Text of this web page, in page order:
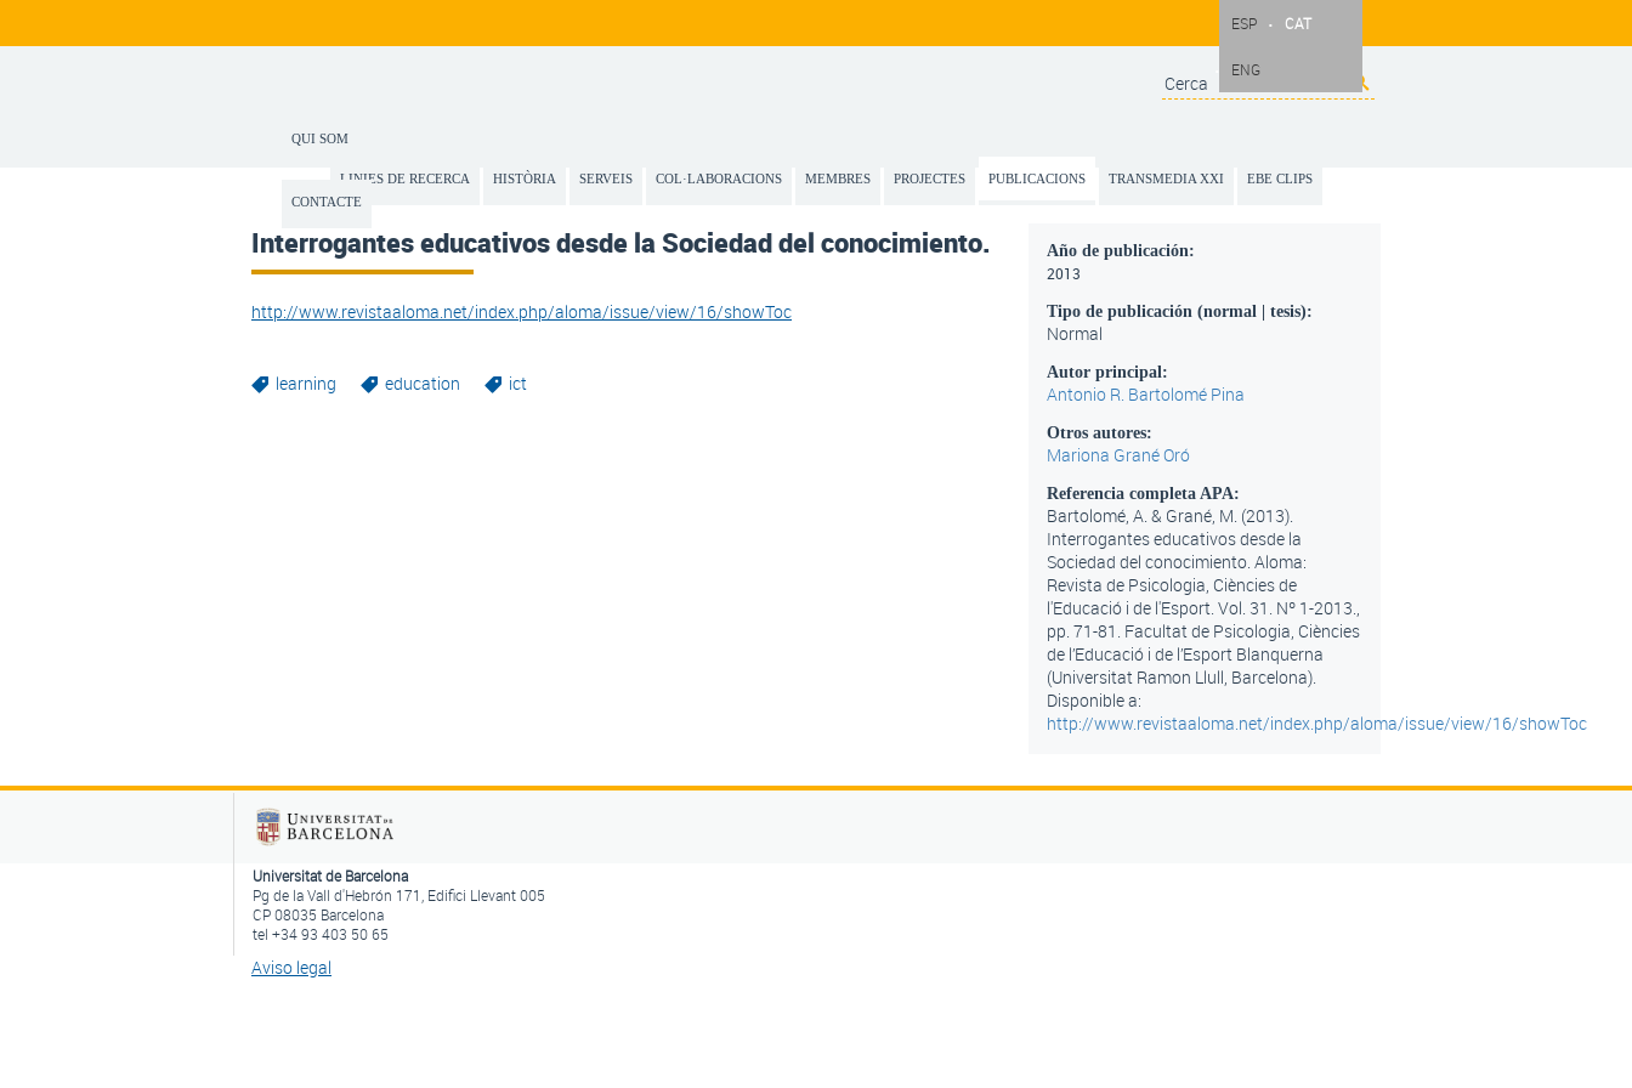
Search form
Search
QUI SOM
LINIES DE RECERCA HISTÒRIA SERVEIS COL·LABORACIONS MEMBRES PROJECTES PUBLICACIONS TRANSMEDIA XXI
EBE CLIPS
CONTACTE
ESP CAT
ENG
Interrogantes educativos desde la Sociedad del conocimiento.
http://www.revistaaloma.net/index.php/aloma/issue/view/16/showToc
learning education ict
Año de publicación:
2013
Tipo de publicación (normal | tesis):
Normal
Autor principal:
Antonio R. Bartolomé Pina
Otros autores:
Mariona Grané Oró
Referencia completa APA:
Bartolomé, A. & Grané, M. (2013).
Interrogantes educativos desde la
Sociedad del conocimiento. Aloma:
Revista de Psicologia, Ciències de
l'Educació i de l'Esport. Vol. 31. Nº 1-2013.,
pp. 71-81. Facultat de Psicologia, Ciències
de l’Educació i de l’Esport Blanquerna
(Universitat Ramon Llull, Barcelona).
Disponible a:
http://www.revistaaloma.net/index.php/aloma/issue/view/16/showToc
Universitat de Barcelona
Pg de la Vall d'Hebrón 171, Edifici Llevant 005
CP 08035 Barcelona
tel +34 93 403 50 65
Aviso legal